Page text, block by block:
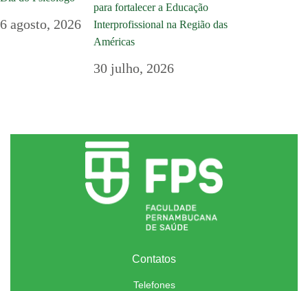
6 agosto, 2026
para fortalecer a Educação
Interprofissional na Região das
Américas
30 julho, 2026
Contatos
Telefones